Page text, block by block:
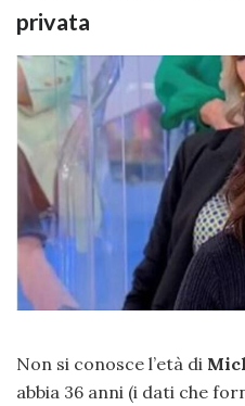
privata
Non si conosce l’età di
abbia 36 anni (i dati che